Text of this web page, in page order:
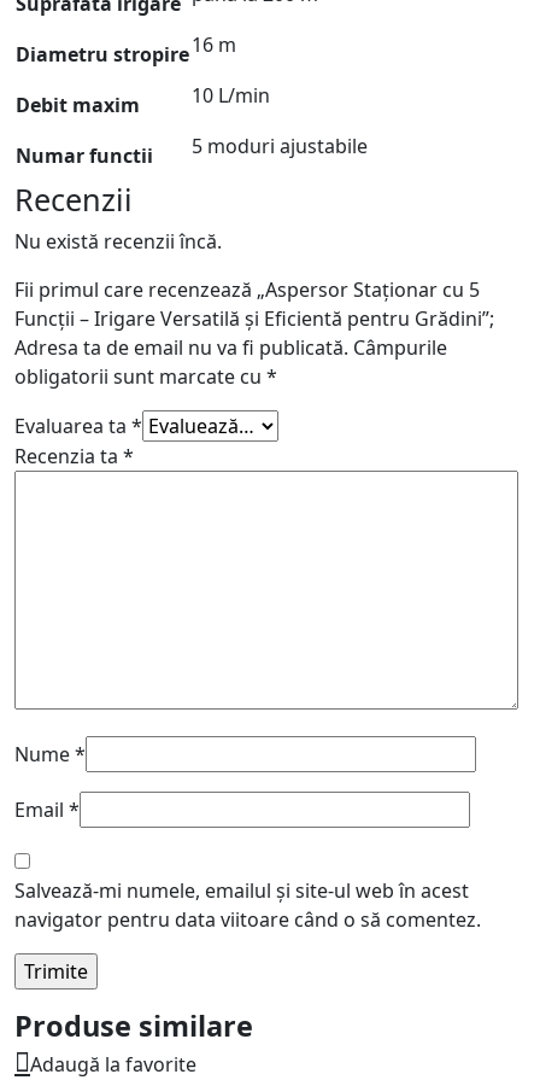
Diametru stropire16 m
Debit maxim 10 L/min
Numar functii 5 moduri ajustabile
Recenzii
Nu există recenzii încă.
Fii primul care recenzează „Aspersor Staționar cu 5
Funcții – Irigare Versatilă și Eficientă pentru Grădini”;
Adresa ta de email nu va fi publicată. Câmpurile
obligatorii sunt marcate cu *
Evaluarea ta *
Recenzia ta *
Nume*
Email *
Salvează-mi numele, emailul și site-ul web în acest
navigator pentru data viitoare când o să comentez.
Produse similare
Adaugă la favorite